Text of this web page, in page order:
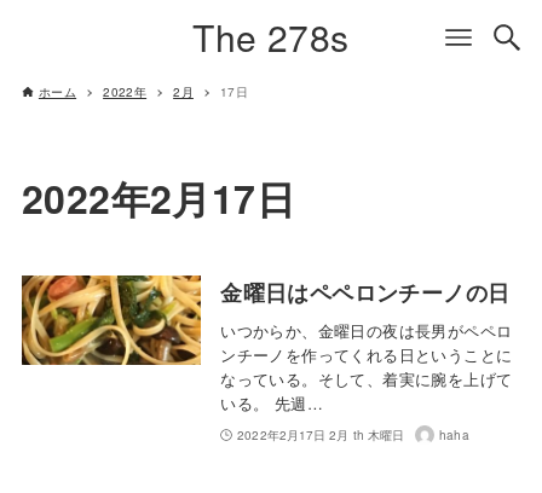
The 278s
ホーム 2022年 2月 17日
2022年2月17日
金曜日はペペロンチーノの日
いつからか、金曜日の夜は長男がペペロ
ンチーノを作ってくれる日ということに
なっている。そして、着実に腕を上げて
いる。 先週…
2022年2月17日 2月 th 木曜日 haha